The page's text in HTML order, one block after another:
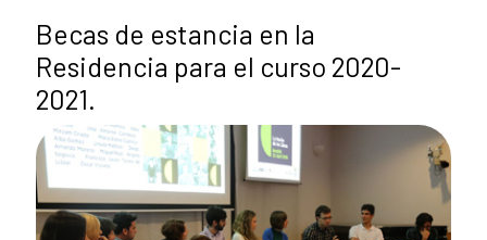
Becas de estancia en la
Residencia para el curso 2020-
2021.